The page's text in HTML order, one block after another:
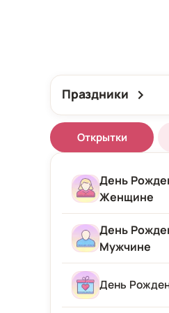
Праздники
Открытки
День
Женщине
Женщине
Подруге
Девушке
День
Мужчине
Мужчине
День